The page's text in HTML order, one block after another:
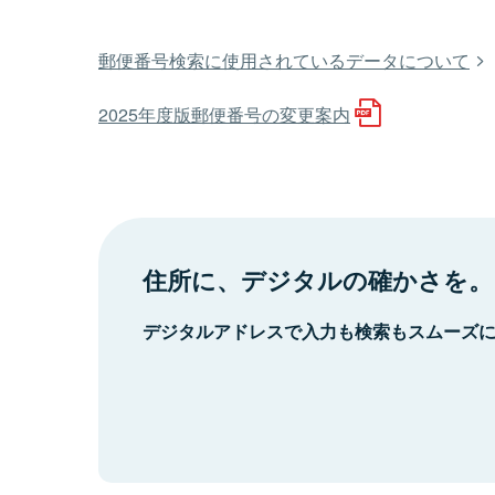
郵便番号検索に使用されているデータについて
2025年度版郵便番号の変更案内
住所に、デジタルの確かさを。
デジタルアドレスで入力も検索もスムーズ